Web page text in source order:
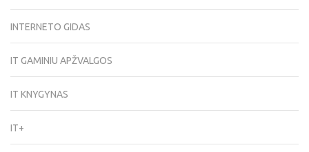
INTERNETO GIDAS
IT GAMINIU APŽVALGOS
IT KNYGYNAS
IT+